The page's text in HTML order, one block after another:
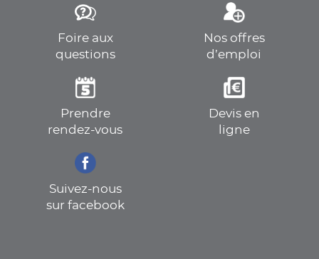
Foire aux
questions
Nos offres
d’emploi
Prendre
rendez-vous
Devis en
ligne
Suivez-nous
sur facebook